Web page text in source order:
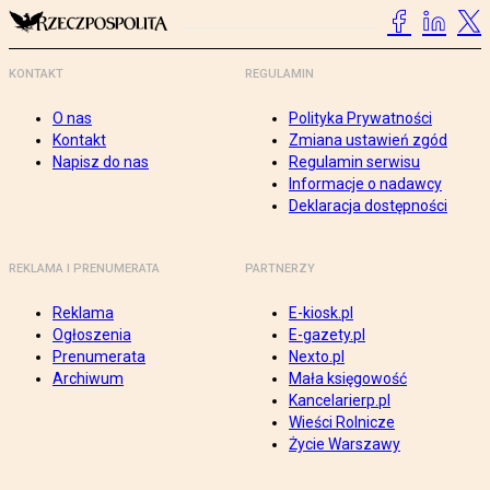
KONTAKT
O nas
Kontakt
Napisz do nas
REGULAMIN
Polityka Prywatności
Zmiana ustawień zgód
Regulamin serwisu
Informacje o nadawcy
Deklaracja dostępności
REKLAMA I PRENUMERATA
Reklama
Ogłoszenia
Prenumerata
Archiwum
PARTNERZY
E-kiosk.pl
E-gazety.pl
Nexto.pl
Mała księgowość
Kancelarierp.pl
Wieści Rolnicze
Życie Warszawy